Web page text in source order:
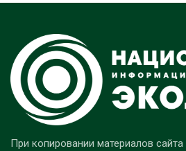
При копировании материалов